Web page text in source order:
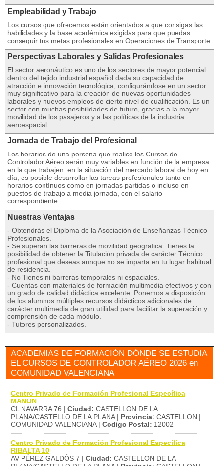
Empleabilidad y Trabajo
Los cursos que ofrecemos están orientados a que consigas las
habilidades y la base académica exigidas para que puedas
conseguir tus metas profesionales en Operaciones de Transporte
Perspectivas Laborales y Salidas Profesionales
El sector aeronáutico es uno de los sectores de mayor potencial
dentro del tejido industrial español dada su capacidad de
atracción e innovación tecnológica, configurándose en un sector
muy significativo para la creación de nuevas oportunidades
laborales y nuevos empleos de cierto nivel de cualificación. Es un
sector con muchas posibilidades de futuro, gracias a la mayor
movilidad de los pasajeros y a las políticas de la industria
aeroespacial.
Jornada de Trabajo del Profesional
Los horarios de una persona que realice los Cursos de
Controlador Aéreo serán muy variables en función de la empresa
en la que trabajen: en la situación del mercado laboral de hoy en
día, es posible desarrollar las tareas profesionales tanto en
horarios contínuos como en jornadas partidas o incluso en
puestos de trabajo a media jornada, con el salario
correspondiente
Nuestras Ventajas
- Obtendrás el Diploma de la Asociación de Enseñanzas Técnico
Profesionales.
- Se superan las barreras de movilidad geográfica. Tienes la
posibilidad de obtener la Titulación privada de carácter Técnico
profesional que deseas aunque no se imparta en tu lugar habitual
de residencia.
- No Tienes ni barreras temporales ni espaciales.
- Cuentas con materiales de formación multimedia efectivos y con
un grado de calidad didáctica excelente. Ponemos a disposición
de los alumnos múltiples recursos didácticos adicionales de
carácter multimedia de gran utilidad para facilitar la superación y
comprensión de cada módulo.
- Tutores personalizados.
ACADEMIAS DE FORMACIÓN DÓNDE SE ESTUDIA
EL CURSOS DE CONTROLADOR AÉREO 2026 en
COMUNIDAD VALENCIANA
Centro Privado de Formación Profesional Específica
MANON
CL NAVARRA 76 | Ciudad: CASTELLON DE LA
PLANA/CASTELLO DE LA PLANA | Provincia: CASTELLON |
COMUNIDAD VALENCIANA | Código Postal: 12002
Centro Privado de Formación Profesional Específica
RIBALTA 10
AV PÉREZ GALDÓS 7 | Ciudad: CASTELLON DE LA